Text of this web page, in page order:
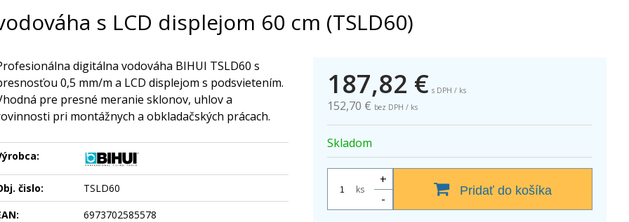
s LCD displejom 60 cm (TSLD60)
187,82 € s DPH / ks
152,70 € bez DPH / ks
Skladom
ks
+
-
Pridať do košíka
digitálna vodováha BIHUI TSLD60 s
0,5 mm/m a LCD displejom s podsvietením.
pre presné meranie sklonov, uhlov a
pri montážnych a obkladačských prácach.
čislo:
TSLD60
6973702585578